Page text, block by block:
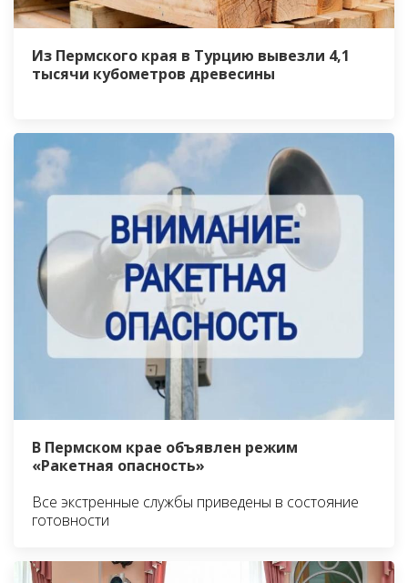
Из Пермского края в Турцию вывезли 4,1
тысячи кубометров древесины
В Пермском крае объявлен режим
«Ракетная опасность»
Все экстренные службы приведены в состояние
готовности